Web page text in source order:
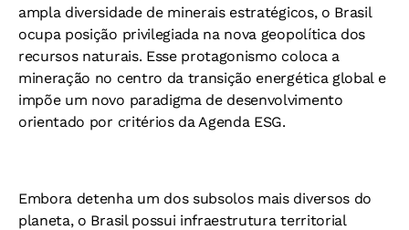
ampla diversidade de minerais estratégicos, o Brasil
ocupa posição privilegiada na nova geopolítica dos
recursos naturais. Esse protagonismo coloca a
mineração no centro da transição energética global e
impõe um novo paradigma de desenvolvimento
orientado por critérios da Agenda ESG.
Embora detenha um dos subsolos mais diversos do
planeta, o Brasil possui infraestrutura territorial